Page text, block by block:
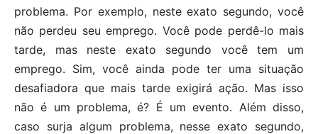
problema. Por exemplo, neste exato segundo, você
não perdeu seu emprego. Você pode perdê-lo mais
tarde, mas neste exato segundo você tem um
emprego. Sim, você ainda pode ter uma situação
desafiadora que mais tarde exigirá ação. Mas isso
não é um problema, é? É um evento. Além disso,
caso surja algum problema, nesse exato segundo,